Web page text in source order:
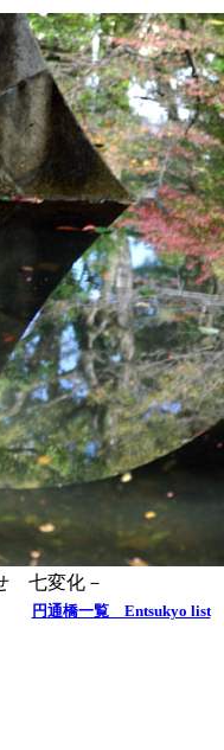
七変化－
円通橋一覧 Entsukyo list